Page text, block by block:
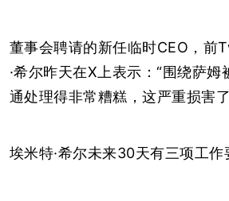
董事会聘请的新任临时CEO，前
·希尔昨天在X上表示：“围绕萨姆
通处理得非常糟糕，这严重损害
埃米特·希尔未来30天有三项工作